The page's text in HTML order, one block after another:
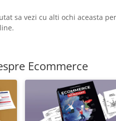
sa vezi cu alti ochi aceasta
Ecommerce